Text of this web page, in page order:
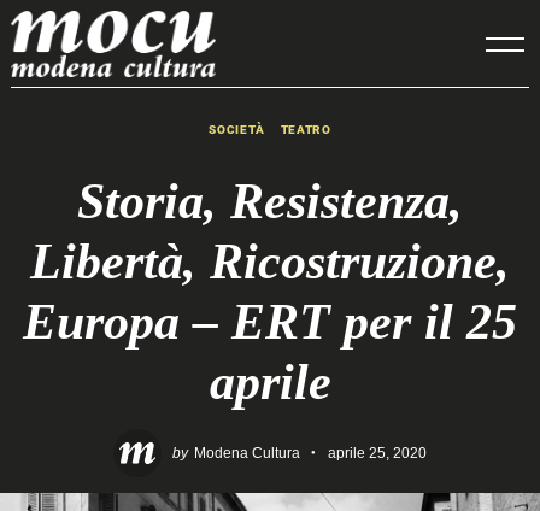
Skip
to
content
SOCIETÀ TEATRO
Storia, Resistenza,
Libertà, Ricostruzione,
Europa – ERT per il 25
aprile
by Modena Cultura aprile 25, 2020